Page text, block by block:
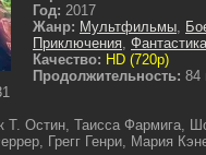
Год: 2017
Жанр: Мультфильмы,
Приключения, Фантастика
Качество: HD (720p)
Продолжительность: 84
Т. Остин, Таисса Фармига,
Грегг Генри, Мария